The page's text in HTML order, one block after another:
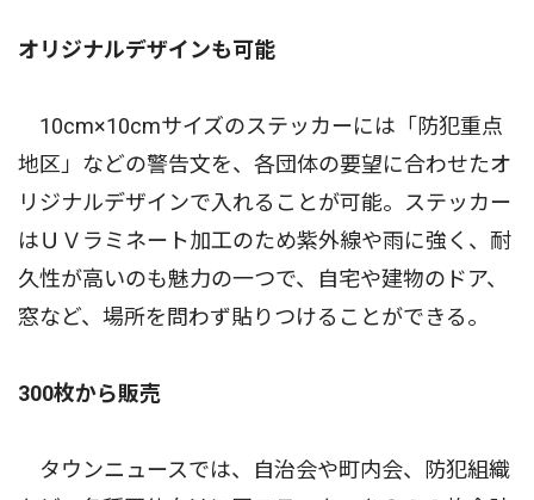
オリジナルデザインも可能
10cm×10cmサイズのステッカーには「防犯重点
地区」などの警告文を、各団体の要望に合わせたオ
リジナルデザインで入れることが可能。ステッカー
はＵＶラミネート加工のため紫外線や雨に強く、耐
久性が高いのも魅力の一つで、自宅や建物のドア、
窓など、場所を問わず貼りつけることができる。
300枚から販売
タウンニュースでは、自治会や町内会、防犯組織